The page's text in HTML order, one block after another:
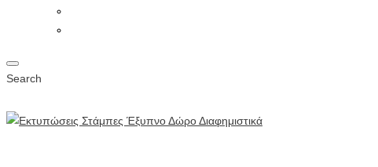
Search